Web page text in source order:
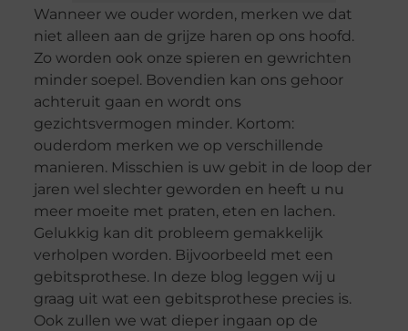
Wanneer we ouder worden, merken we dat
niet alleen aan de grijze haren op ons hoofd.
Zo worden ook onze spieren en gewrichten
minder soepel. Bovendien kan ons gehoor
achteruit gaan en wordt ons
gezichtsvermogen minder. Kortom:
ouderdom merken we op verschillende
manieren. Misschien is uw gebit in de loop der
jaren wel slechter geworden en heeft u nu
meer moeite met praten, eten en lachen.
Gelukkig kan dit probleem gemakkelijk
verholpen worden. Bijvoorbeeld met een
gebitsprothese. In deze blog leggen wij u
graag uit wat een gebitsprothese precies is.
Ook zullen we wat dieper ingaan op de